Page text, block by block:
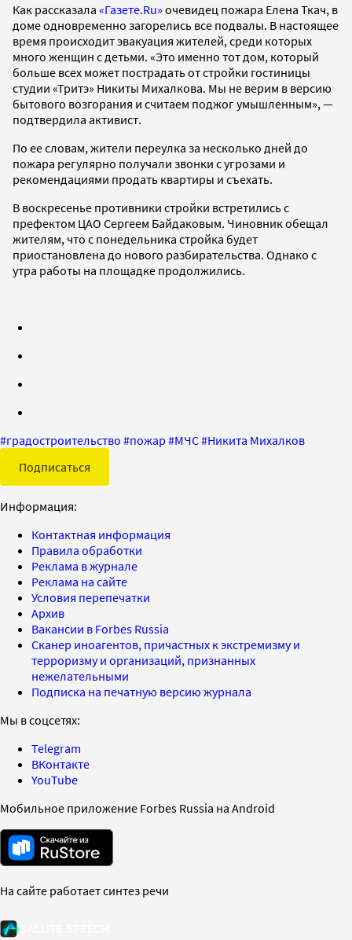
Как рассказала «Газете.Ru» очевидец пожара Елена Ткач, в
доме одновременно загорелись все подвалы. В настоящее
время происходит эвакуация жителей, среди которых
много женщин с детьми. «Это именно тот дом, который
больше всех может пострадать от стройки гостиницы
студии «Тритэ» Никиты Михалкова. Мы не верим в версию
бытового возгорания и считаем поджог умышленным», —
подтвердила активист.
По ее словам, жители переулка за несколько дней до
пожара регулярно получали звонки с угрозами и
рекомендациями продать квартиры и съехать.
В воскресенье противники стройки встретились с
префектом ЦАО Сергеем Байдаковым. Чиновник обещал
жителям, что с понедельника стройка будет
приостановлена до нового разбирательства. Однако с
утра работы на площадке продолжились.
#градостроительство #пожар #МЧС#Никита Михалков
Подписаться
Информация:
Контактная информация
Правила обработки
Реклама в журнале
Реклама на сайте
Условия перепечатки
Архив
Вакансии в Forbes Russia
Сканер иноагентов, причастных к экстремизму и
терроризму и организаций, признанных
нежелательными
Подписка на печатную версию журнала
Мы в соцсетях:
Telegram
ВКонтакте
YouTube
Мобильное приложение Forbes Russia на Android
На сайте работает синтез речи